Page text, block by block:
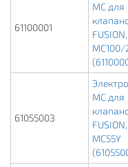
61100001
МС для
МС100/
61055003
МС для
МС55Y